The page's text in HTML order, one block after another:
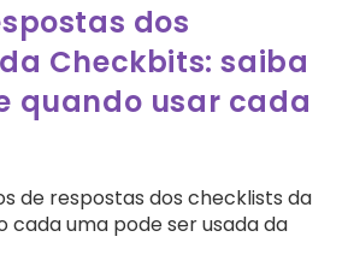
dos
Checkbits: saiba
quando usar cada
de respostas dos checklists da
cada uma pode ser usada da